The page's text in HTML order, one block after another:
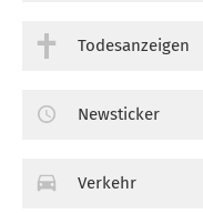
Todesanzeigen
Newsticker
Verkehr